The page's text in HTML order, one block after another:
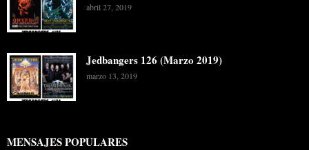
abril 27, 2019
Jedbangers 126 (Marzo 2019)
marzo 13, 2019
MENSAJES POPULARES